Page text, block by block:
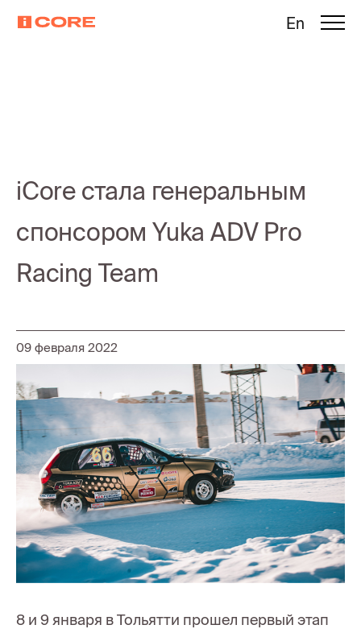
En
iCore стала генеральным
спонсором Yuka ADV Pro
Racing Team
09 февраля 2022
8 и 9 января в Тольятти прошел первый этап